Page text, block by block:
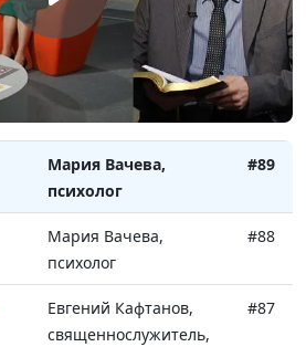
Мария Вачева,
психолог
#91
Мария Вачева,
психолог
#90
Мария Вачева,
психолог
#89
Мария Вачева,
психолог
#88
Евгений Кафтанов,
священнослужитель,
#87